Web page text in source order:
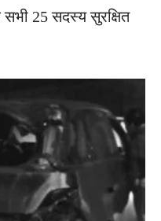
25 सदस्य सुरक्षित